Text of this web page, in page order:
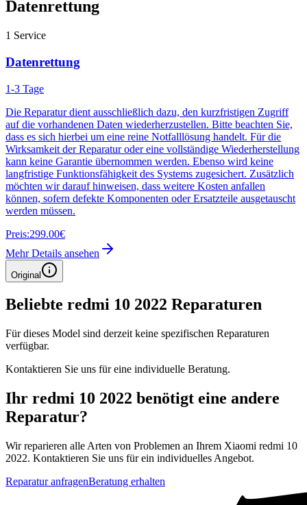
Datenrettung
1 Service
Datenrettung
1-3 Tage
Die Reparatur dient ausschließlich dazu, den kurzfristigen Zugriff
auf die vorhandenen Daten wiederherzustellen. Bitte beachten Sie,
dass es sich hierbei um eine reine Notfalllösung handelt. Für die
Wirksamkeit der Reparatur oder eine vollständige Wiederherstellung
kann keine Garantie übernommen werden. Ebenso wird keine
langfristige Funktionsfähigkeit des Systems zugesichert. Zusätzlich
möchten wir darauf hinweisen, dass weitere Kosten anfallen
können, sofern defekte Komponenten oder Ersatzteile ausgetauscht
werden müssen.
Preis:299.00€
Mehr Details ansehen
Original
Beliebte redmi 10 2022 Reparaturen
Für dieses Model sind derzeit keine spezifischen Reparaturen
verfügbar.
Kontaktieren Sie uns für eine individuelle Beratung.
Ihr redmi 10 2022 benötigt eine andere
Reparatur?
Wir reparieren alle Arten von Problemen an Ihrem Xiaomi redmi 10
2022. Kontaktieren Sie uns für ein individuelles Angebot.
Reparatur anfragenBeratung erhalten